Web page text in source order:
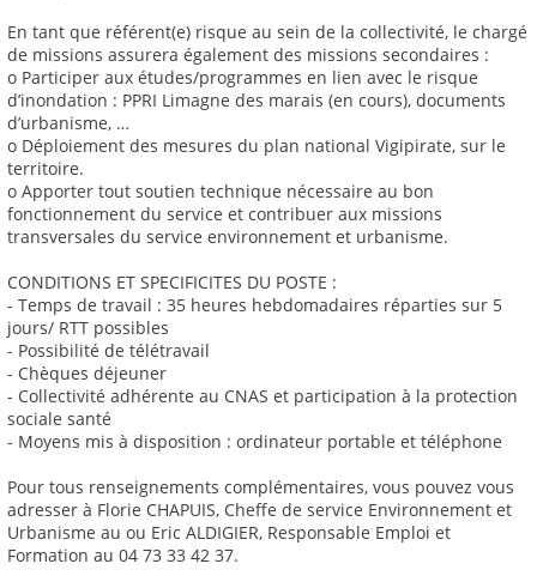
En tant que référent(e) risque au sein de la collectivité, le chargé
de missions assurera également des missions secondaires :
o Participer aux études/programmes en lien avec le risque
d’inondation : PPRI Limagne des marais (en cours), documents
d’urbanisme, …
o Déploiement des mesures du plan national Vigipirate, sur le
territoire.
o Apporter tout soutien technique nécessaire au bon
fonctionnement du service et contribuer aux missions
transversales du service environnement et urbanisme.
CONDITIONS ET SPECIFICITES DU POSTE :
- Temps de travail : 35 heures hebdomadaires réparties sur 5
jours/ RTT possibles
- Possibilité de télétravail
- Chèques déjeuner
- Collectivité adhérente au CNAS et participation à la protection
sociale santé
- Moyens mis à disposition : ordinateur portable et téléphone
Pour tous renseignements complémentaires, vous pouvez vous
adresser à Florie CHAPUIS, Cheffe de service Environnement et
Urbanisme au ou Eric ALDIGIER, Responsable Emploi et
Formation au 04 73 33 42 37.